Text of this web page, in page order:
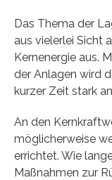
Das Thema der
aus vielerlei Sicht
Kernenergie aus.
der Anlagen wird
kurzer Zeit stark
An den
möglicherweise
errichtet. Wie
Maßnahmen zur